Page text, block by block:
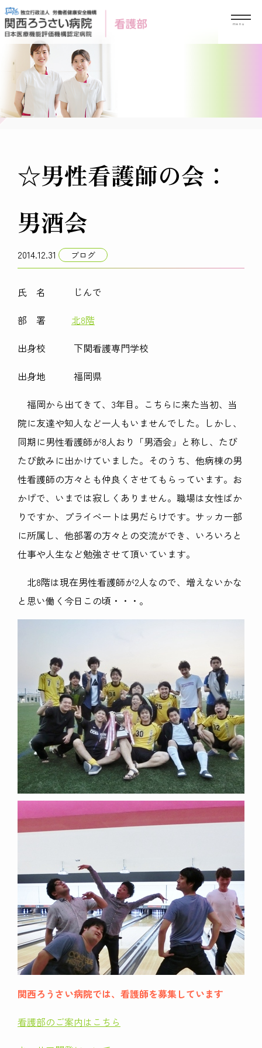
Skip
to
content
☆男性看護師の会：
男酒会
2014.12.31 ブログ
氏 名 じんで
部 署 北8階
出身校 下関看護専門学校
出身地 福岡県
福岡から出てきて、3年目。こちらに来た当初、当
院に友達や知人など一人もいませんでした。しかし、
同期に男性看護師が8人おり「男酒会」と称し、たび
たび飲みに出かけていました。そのうち、他病棟の男
性看護師の方々とも仲良くさせてもらっています。お
かげで、いまでは寂しくありません。職場は女性ばか
りですか、プライベートは男だらけです。サッカー部
に所属し、他部署の方々との交流ができ、いろいろと
仕事や人生など勉強させて頂いています。
北8階は現在男性看護師が2人なので、増えないかな
と思い働く今日この頃・・・。
関西ろうさい病院では、看護師を募集しています
看護部のご案内はこちら